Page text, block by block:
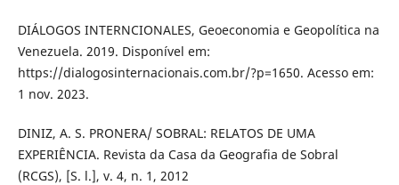
DIÁLOGOS INTERNCIONALES, Geoeconomia e Geopolítica na
Venezuela. 2019. Disponível em:
https://dialogosinternacionais.com.br/?p=1650. Acesso em:
1 nov. 2023.
DINIZ, A. S. PRONERA/ SOBRAL: RELATOS DE UMA
EXPERIÊNCIA. Revista da Casa da Geografia de Sobral
(RCGS), [S. l.], v. 4, n. 1, 2012